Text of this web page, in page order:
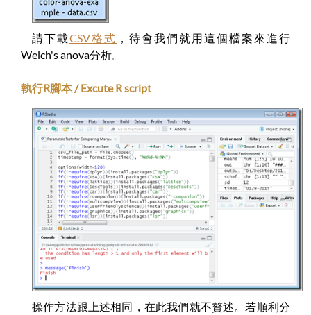
請下載CSV格式 ，待會我們就用這個檔案來進行
Welch's anova分析。
執行R腳本 / Excute R script
操作方法跟上述相同，在此我們就不贅述。若順利分